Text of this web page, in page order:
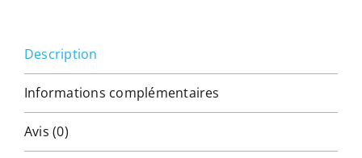
verrou
clé,
semi
automatique
Description
Informations complémentaires
Avis (0)